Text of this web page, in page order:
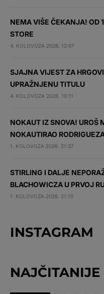
NEMA VIŠE ČEKANJA! OD
STORE
4. KOLOVOZA 2026. 12:07
SJAJNA VIJEST ZA
UPRAŽNJENU TITULU
4. KOLOVOZA 2026. 10:11
NOKAUT IZ SNOVA! UROŠ
NOKAUTIRAO
1. KOLOVOZA 2026. 21:37
STIRLING I DALJE
BLACHOWICZA U PRVOJ
1. KOLOVOZA 2026. 21:10
INSTAGRAM
NAJČITANIJE